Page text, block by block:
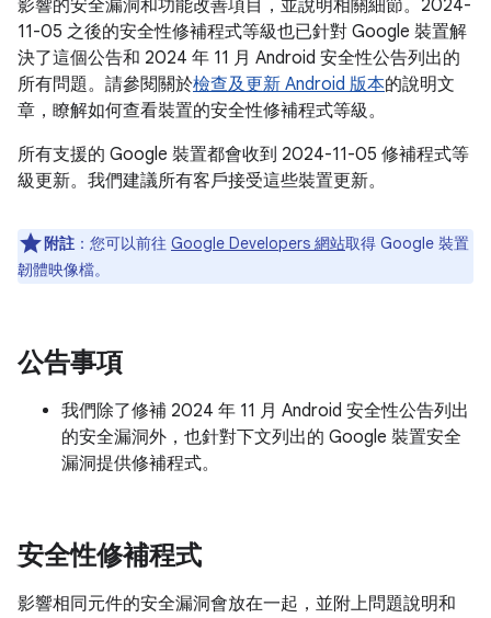
影響的安全漏洞和功能改善項目，並說明相關細節。2024-
11-05 之後的安全性修補程式等級也已針對 Google 裝置解
決了這個公告和 2024 年 11 月 Android 安全性公告列出的
所有問題。請參閱關於檢查及更新 Android 版本的說明文
章，瞭解如何查看裝置的安全性修補程式等級。
所有支援的 Google 裝置都會收到 2024-11-05 修補程式等
級更新。我們建議所有客戶接受這些裝置更新。
附註 ：您可以前往 Google Developers 網站取得 Google 裝置
韌體映像檔。
公告事項
我們除了修補 2024 年 11 月 Android 安全性公告列出
的安全漏洞外，也針對下文列出的 Google 裝置安全
漏洞提供修補程式。
安全性修補程式
影響相同元件的安全漏洞會放在一起，並附上問題說明和